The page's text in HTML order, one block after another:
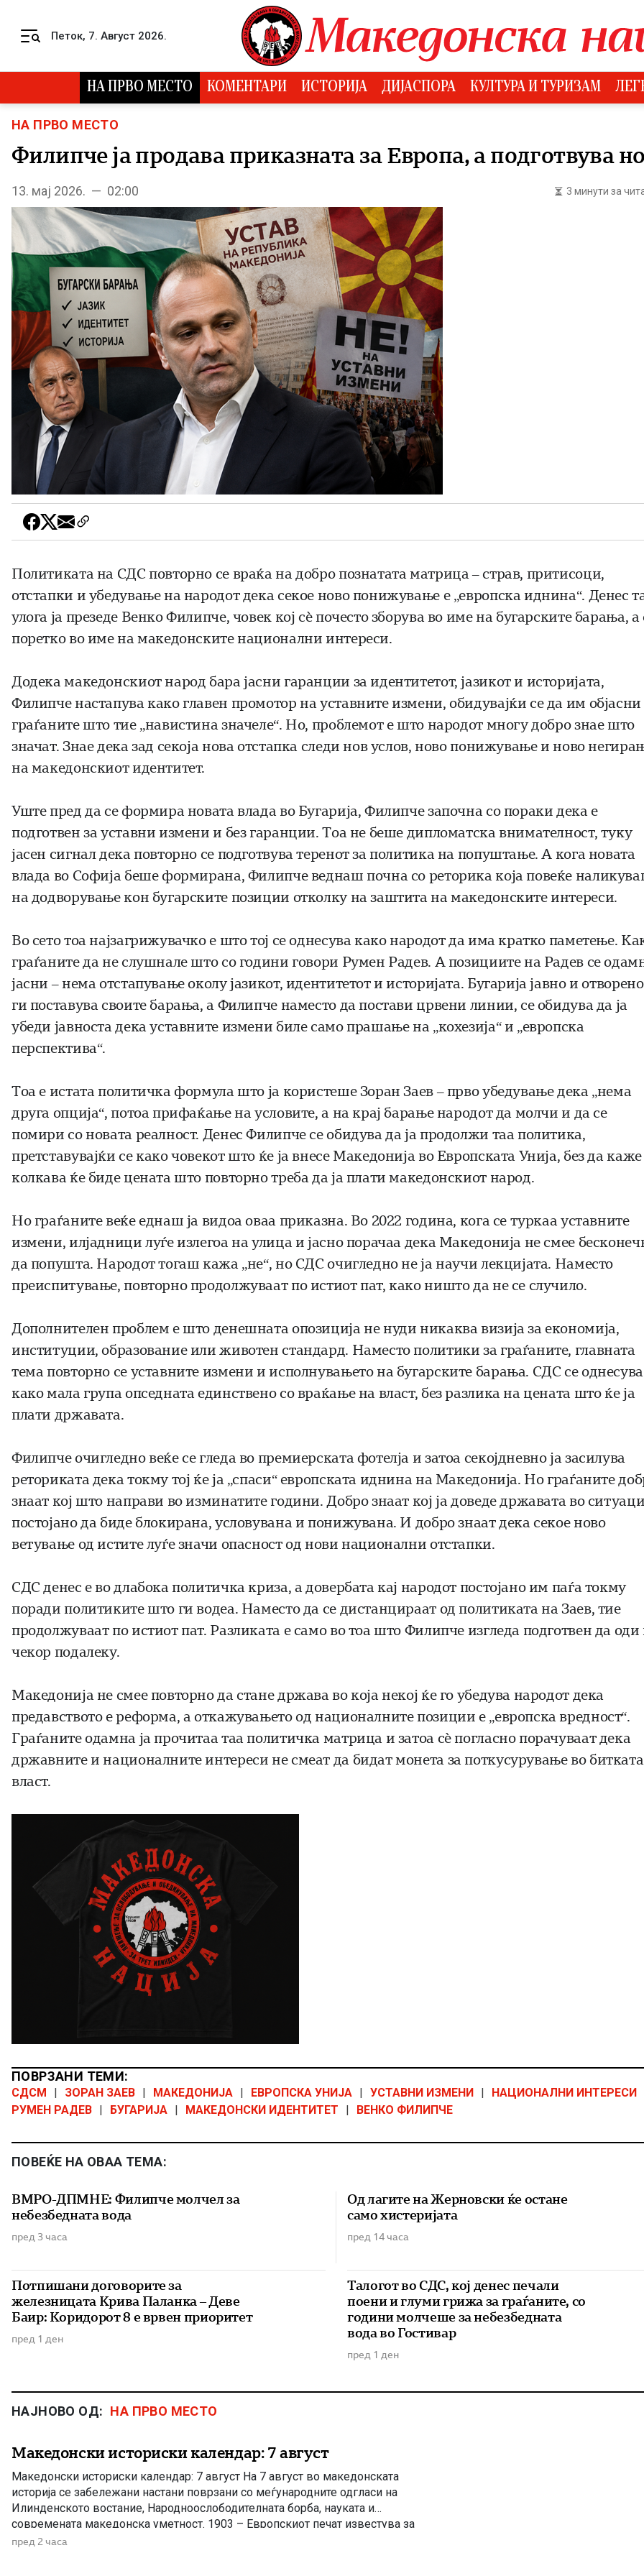
Петок, 7. Август 2026.
НА ПРВО МЕСТО КОМЕНТАРИ ИСТОРИЈА ДИЈАСПОРА КУЛТУРА И ТУРИЗАМ
НА ПРВО МЕСТО
Филипче ја продава приказната за Европа, а подготвува
13. мај 2026. — 02:00 3 минути за
Политиката на СДС повторно се враќа на добро познатата матрица – страв, притисоци,
отстапки и убедување на народот дека секое ново понижување е „европска иднина“. Денес
улога ја презеде Венко Филипче, човек кој сѐ почесто зборува во име на бугарските барања, а
поретко во име на македонските национални интереси.
Додека македонскиот народ бара јасни гаранции за идентитетот, јазикот и историјата,
Филипче настапува како главен промотор на уставните измени, обидувајќи се да им
граѓаните што тие „навистина значеле“. Но, проблемот е што народот многу добро знае што
значат. Знае дека зад секоја нова отстапка следи нов услов, ново понижување и ново
на македонскиот идентитет.
Уште пред да се формира новата влада во Бугарија, Филипче започна со пораки дека е
подготвен за уставни измени и без гаранции. Тоа не беше дипломатска внимателност, туку
јасен сигнал дека повторно се подготвува теренот за политика на попуштање. А кога новата
влада во Софија беше формирана, Филипче веднаш почна со реторика која повеќе
на додворување кон бугарските позиции отколку на заштита на македонските интереси.
Во сето тоа најзагрижувачко е што тој се однесува како народот да има кратко паметење.
граѓаните да не слушнале што со години говори Румен Радев. А позициите на Радев се
јасни – нема отстапување околу јазикот, идентитетот и историјата. Бугарија јавно и отворено
ги поставува своите барања, а Филипче наместо да постави црвени линии, се обидува да ја
убеди јавноста дека уставните измени биле само прашање на „кохезија“ и „европска
перспектива“.
Тоа е истата политичка формула што ја користеше Зоран Заев – прво убедување дека „нема
друга опција“, потоа прифаќање на условите, а на крај барање народот да молчи и да се
помири со новата реалност. Денес Филипче се обидува да ја продолжи таа политика,
претставувајќи се како човекот што ќе ја внесе Македонија во Европската Унија, без да каже
колкава ќе биде цената што повторно треба да ја плати македонскиот народ.
Но граѓаните веќе еднаш ја видоа оваа приказна. Во 2022 година, кога се туркаа уставните
измени, илјадници луѓе излегоа на улица и јасно порачаа дека Македонија не смее
да попушта. Народот тогаш кажа „не“, но СДС очигледно не ја научи лекцијата. Наместо
преиспитување, повторно продолжуваат по истиот пат, како ништо да не се случило.
Дополнителен проблем е што денешната опозиција не нуди никаква визија за економија,
институции, образование или животен стандард. Наместо политики за граѓаните, главната
тема повторно се уставните измени и исполнувањето на бугарските барања. СДС се однесува
како мала група опседната единствено со враќање на власт, без разлика на цената што ќе ја
плати државата.
Филипче очигледно веќе се гледа во премиерската фотелја и затоа секојдневно ја засилува
реториката дека токму тој ќе ја „спаси“ европската иднина на Македонија. Но граѓаните
знаат кој што направи во изминатите години. Добро знаат кој ја доведе државата во
постојано да биде блокирана, условувана и понижувана. И добро знаат дека секое ново
ветување од истите луѓе значи опасност од нови национални отстапки.
СДС денес е во длабока политичка криза, а довербата кај народот постојано им паѓа токму
поради политиките што ги водеа. Наместо да се дистанцираат од политиката на Заев, тие
продолжуваат по истиот пат. Разликата е само во тоа што Филипче изгледа подготвен да оди
чекор подалеку.
Македонија не смее повторно да стане држава во која некој ќе го убедува народот дека
предавството е реформа, а откажувањето од националните позиции е „европска вредност“.
Граѓаните одамна ја прочитаа таа политичка матрица и затоа сѐ погласно порачуваат дека
државните и националните интереси не смеат да бидат монета за поткусурување во
власт.
ПОВРЗАНИ ТЕМИ:
СДСМ | ЗОРАН ЗАЕВ | МАКЕДОНИЈА | ЕВРОПСКА УНИЈА | УСТАВНИ ИЗМЕНИ |
НАЦИОНАЛНИ ИНТЕРЕСИ
РУМЕН РАДЕВ | БУГАРИЈА | МАКЕДОНСКИ ИДЕНТИТЕТ | ВЕНКО ФИЛИПЧЕ
ПОВЕЌЕ НА ОВАА ТЕМА:
ВМРО-ДПМНЕ: Филипче молчел за
небезбедната вода
пред 3 часа
Од лагите на Жерновски ќе остане
само хистеријата
пред 14 часа
Потпишани договорите за
железницата Крива Паланка – Деве
Баир: Коридорот 8 е врвен приоритет
пред 1 ден
Талогот во СДС, кој денес печали
поени и глуми грижа за граѓаните, со
години молчеше за небезбедната
вода во Гостивар
пред 1 ден
НАЈНОВО ОД: НА ПРВО МЕСТО
Македонски историски календар: 7 август
Македонски историски календар: 7 август На 7 август во македонската
историја се забележани настани поврзани со меѓународните одгласи на
Илинденското востание, Народноослободителната борба, науката и
современата македонска уметност. 1903 – Европскиот печат известува за
Илинденското востание На 7 август 1903 година европската јавност ги
пред 2 часа